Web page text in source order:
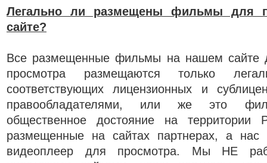
Легально ли размещены фильмы для
сайте?
Все размещенные фильмы на нашем сайте
просмотра размещаются только
соответствующих лицензионных и
правообладателями, или же это
общественное достояние на
размещенные на сайтах партнерах, а нас
видеоплеер для просмотра. Мы НЕ